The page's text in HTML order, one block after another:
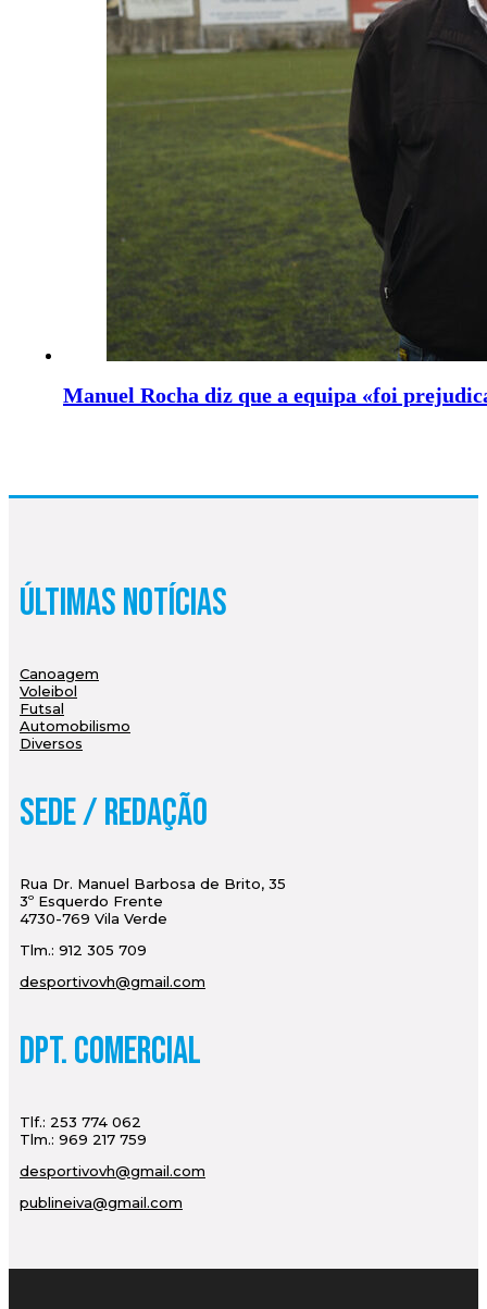
Manuel Rocha diz que a equipa «foi
Últimas Notícias
Canoagem
Voleibol
Futsal
Automobilismo
Diversos
Sede / Redação
Rua Dr. Manuel Barbosa de Brito, 35
3º Esquerdo Frente
4730-769 Vila Verde
Tlm.: 912 305 709
desportivovh@gmail.com
Dpt. Comercial
Tlf.: 253 774 062
Tlm.: 969 217 759
desportivovh@gmail.com
publineiva@gmail.com